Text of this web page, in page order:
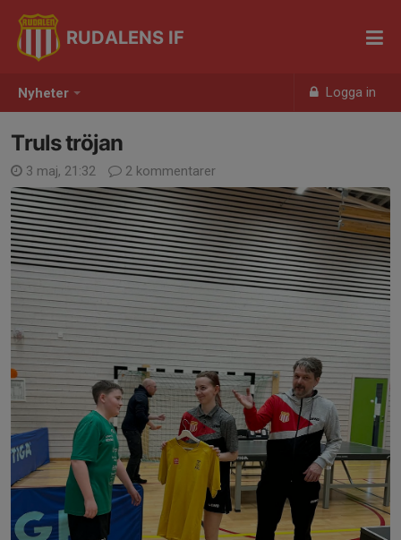
Nyheter Logga in
RUDALENS IF
Truls tröjan
3 maj, 21:32 2 kommentarer